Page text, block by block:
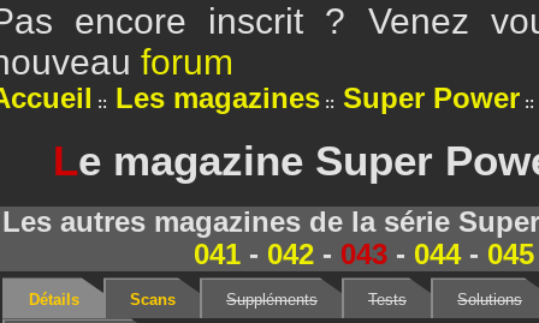
encore inscrit ? Venez
forum
Les magazines Super Power
Le magazine Super
Les autres magazines de la série
041 - 042 - 043 - 044- 045
Détails Scans Suppléments Tests Solutions